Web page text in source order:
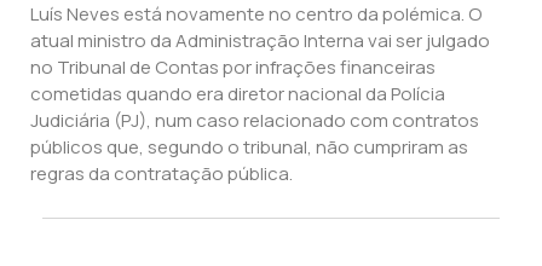
Luís Neves está novamente no centro da polémica. O
atual ministro da Administração Interna vai ser julgado
no Tribunal de Contas por infrações financeiras
cometidas quando era diretor nacional da Polícia
Judiciária (PJ), num caso relacionado com contratos
públicos que, segundo o tribunal, não cumpriram as
regras da contratação pública.